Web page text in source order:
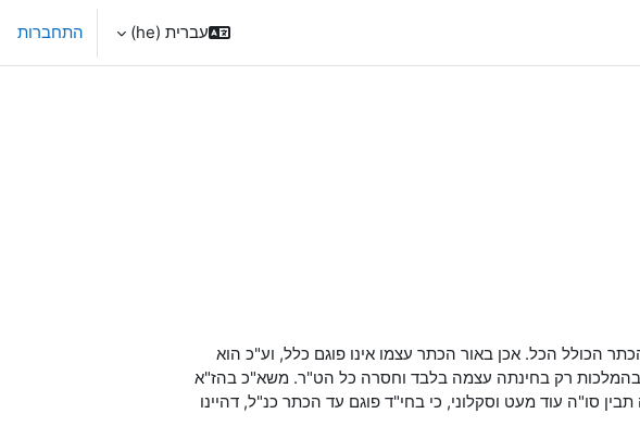
עברית ‎(he)‎ התחברות
הכולל הכל. אכן באור הכתר עצמו אינו פוגם כלל, וע"כ הוא
בהמלכות רק בחינתה עצמה בלבד וחסרה כל הט"ר. משא"כ בהז"א
תבין סו"ה עוד מעט וסקלוני, כי בחי"ד פוגם עד הכתר כנ"ל, דהיינו